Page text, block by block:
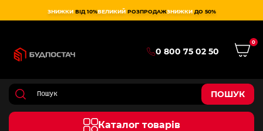
ЗНИЖКИ ВІД 10%ВЕЛИКИЙ РОЗПРОДАЖЗНИЖКИ ДО 50%
0 800 75 02 50
0
ПОШУК
Каталог товарів